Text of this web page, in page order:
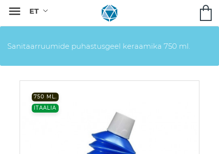

Sanitaarruumide puhastusgeel keraamika 750 ml.
750 ML.
ITAALIA